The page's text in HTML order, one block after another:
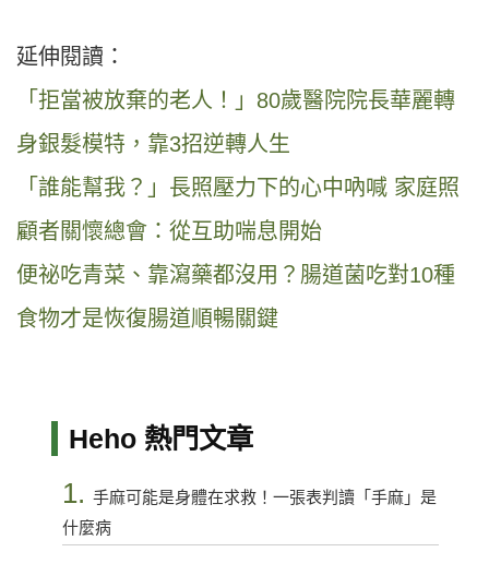
延伸閱讀：
「拒當被放棄的老人！」80歲醫院院長華麗轉
身銀髮模特，靠3招逆轉人生
「誰能幫我？」長照壓力下的心中吶喊 家庭照
顧者關懷總會：從互助喘息開始
便祕吃青菜、靠瀉藥都沒用？腸道菌吃對10種
食物才是恢復腸道順暢關鍵
Heho 熱門文章
1. 手麻可能是身體在求救！一張表判讀「手麻」是
什麼病